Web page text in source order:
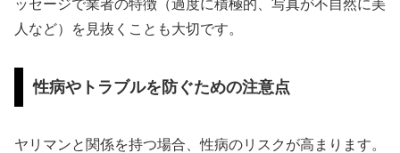
ッセージで業者の特徴（過度に積極的、写真が不自然に美
人など）を見抜くことも大切です。
性病やトラブルを防ぐための注意点
ヤリマンと関係を持つ場合、性病のリスクが高まります。